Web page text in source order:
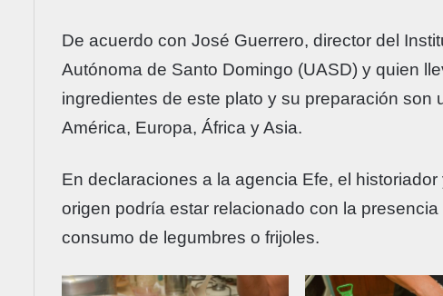
De acuerdo con José Guerrero, director del
Autónoma de Santo Domingo (UASD) y quien
ingredientes de este plato y su preparación
América, Europa, África y Asia.
En declaraciones a la agencia Efe, el
origen podría estar relacionado con la
consumo de legumbres o frijoles.